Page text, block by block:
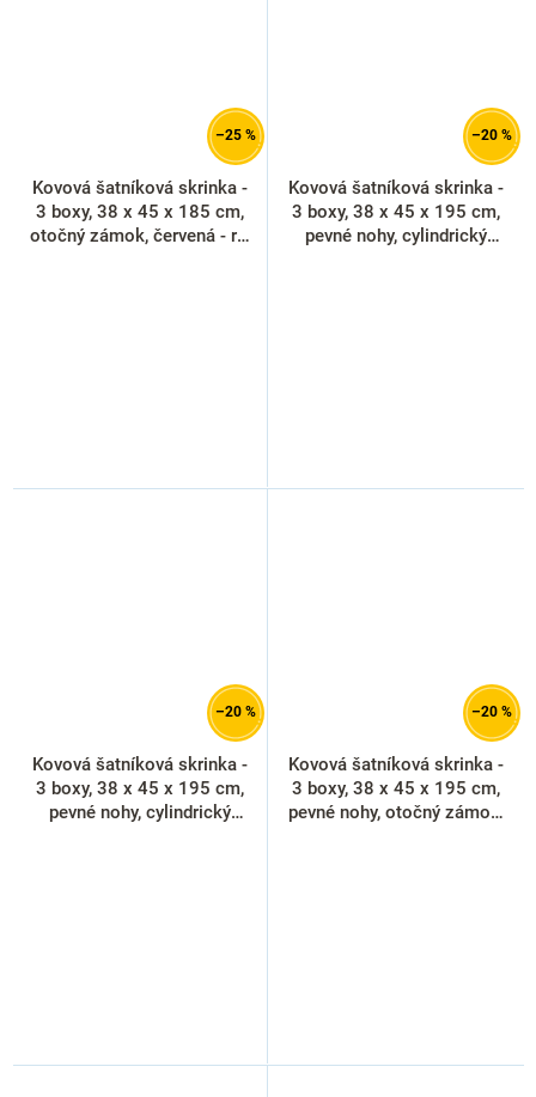
–25 %
Kovová šatníková skrinka -
3 boxy, 38 x 45 x 185 cm,
otočný zámok, červená - ral
–20 %
Kovová šatníková skrinka -
3 boxy, 38 x 45 x 195 cm,
pevné nohy, cylindrický
–20 %
Kovová šatníková skrinka -
3 boxy, 38 x 45 x 195 cm,
pevné nohy, cylindrický
–20 %
Kovová šatníková skrinka -
3 boxy, 38 x 45 x 195 cm,
pevné nohy, otočný zámok,